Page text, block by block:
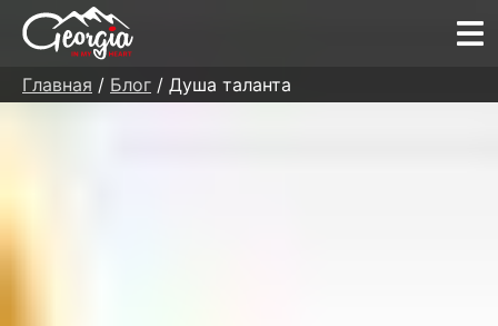
Главная / Блог / Душа таланта